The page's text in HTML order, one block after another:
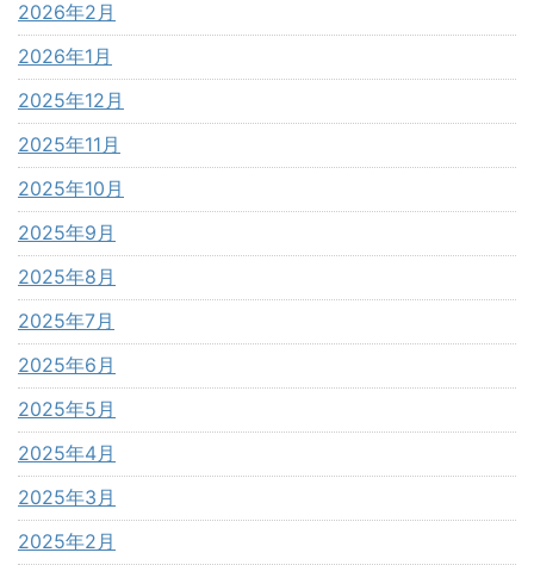
2026年2月
2026年1月
2025年12月
2025年11月
2025年10月
2025年9月
2025年8月
2025年7月
2025年6月
2025年5月
2025年4月
2025年3月
2025年2月